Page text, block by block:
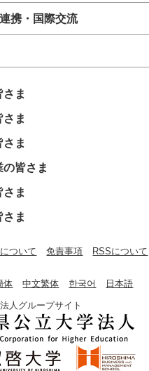
携・国際交流
ま
ま
ま
皆さま
ま
ま
ついて 免責事項 RSSについて
体 中文繁体 한국어 日本語
人グループサイト